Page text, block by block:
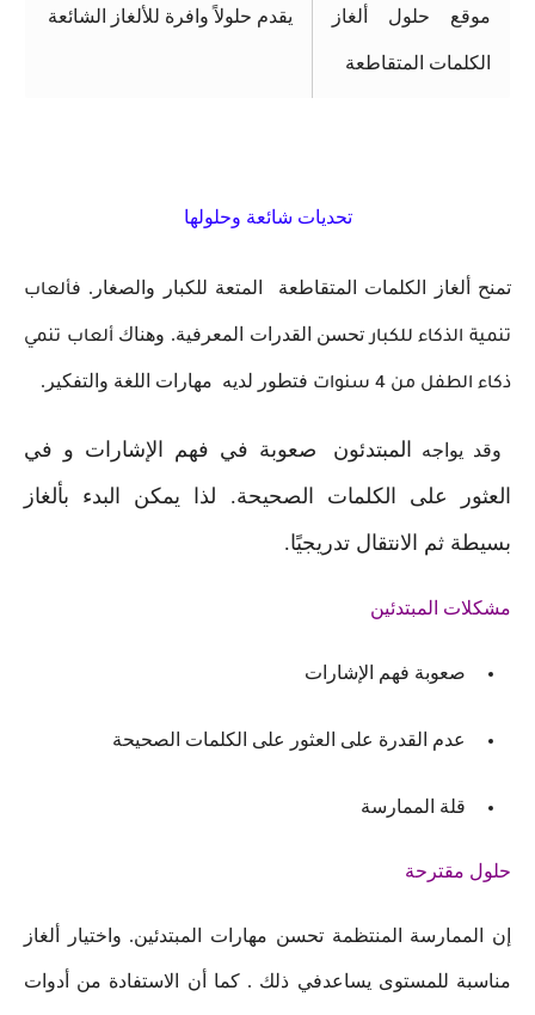
موقع حلول ألغاز
الكلمات المتقاطعة
يقدم حلولاً وافرة للألغاز الشائعة
تحديات شائعة وحلولها
تمنح ألغاز الكلمات المتقاطعة المتعة للكبار والصغار. فألعاب
تنمية الذكاء للكبار تحسن القدرات المعرفية. وهناكألعاب تنمي
ذكاء الطفل من 4 سنوات فتطور لديه مهارات اللغة والتفكير.
وقد يواجه المبتدئون
صعوبة في فهم الإشارات و في
العثور على الكلمات الصحيحة. لذا يمكن البدء بألغاز
بسيطة ثم الانتقال تدريجيًا.
مشكلات المبتدئين
صعوبة فهم الإشارات
عدم القدرة على العثور على الكلمات الصحيحة
قلة الممارسة
حلول مقترحة
إن الممارسة المنتظمة تحسن مهارات المبتدئين. واختيار ألغاز
مناسبة للمستوى يساعدفي ذلك . كما أن الاستفادة من أدوات